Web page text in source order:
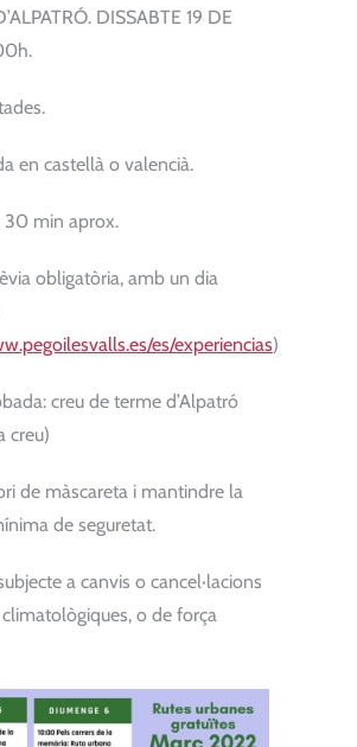
DISSABTE 19 DE
en castellà o valencià.
30 min aprox.
obligatòria, amb un dia
es/experiencias)
creu de terme d’Alpatró
creu)
de màscareta i mantindre la
de seguretat.
a canvis o cancel·lacions
climatològiques, o de força